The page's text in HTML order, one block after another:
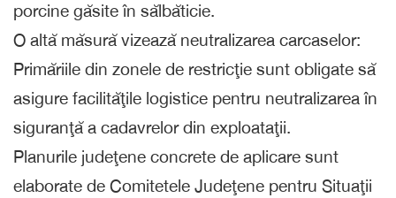
porcine găsite în sălbăticie.
O altă măsură vizează neutralizarea carcaselor:
Primăriile din zonele de restricţie sunt obligate să
asigure facilităţile logistice pentru neutralizarea în
siguranţă a cadavrelor din exploataţii.
Planurile judeţene concrete de aplicare sunt
elaborate de Comitetele Judeţene pentru Situaţii